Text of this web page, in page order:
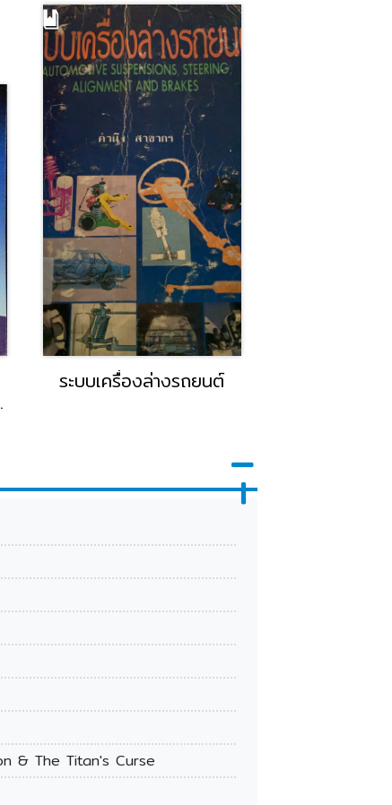
ระบบเครื่องล่างรถยนต์
& The Titan's Curse